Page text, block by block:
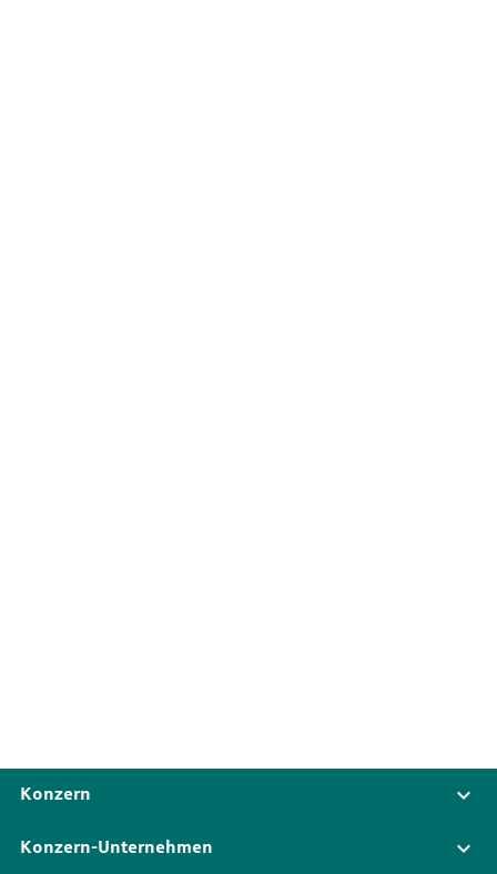
Konzern
Konzern-Unternehmen